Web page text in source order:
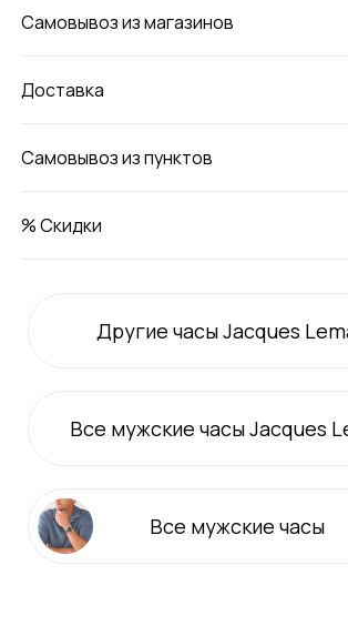
Самовывоз из магазинов
Доставка
Самовывоз из пунктов
% Скидки
Другие часы Jacques
Все мужские часы Jacques
Все мужские часы